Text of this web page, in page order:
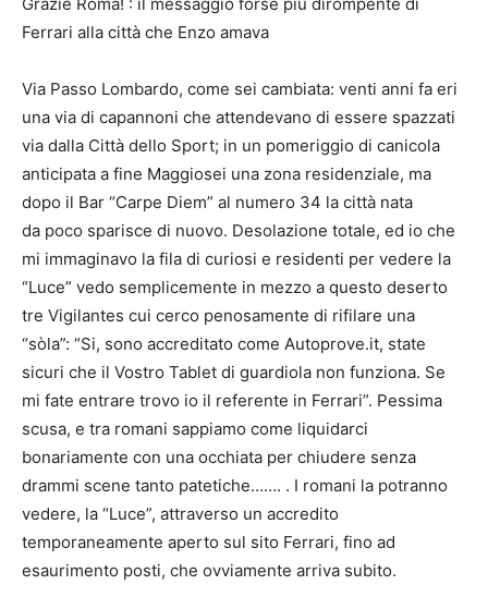
Grazie Roma! : il messaggio forse più dirompente di
Ferrari alla città che Enzo amava
Via Passo Lombardo, come sei cambiata: venti anni fa eri
una via di capannoni che attendevano di essere spazzati
via dalla Città dello Sport; in un pomeriggio di canicola
anticipata a fine Maggiosei una zona residenziale, ma
dopo il Bar “Carpe Diem” al numero 34 la città nata
da poco sparisce di nuovo. Desolazione totale, ed io che
mi immaginavo la fila di curiosi e residenti per vedere la
“Luce” vedo semplicemente in mezzo a questo deserto
tre Vigilantes cui cerco penosamente di rifilare una
“sòla”: “Si, sono accreditato come Autoprove.it, state
sicuri che il Vostro Tablet di guardiola non funziona. Se
mi fate entrare trovo io il referente in Ferrari”. Pessima
scusa, e tra romani sappiamo come liquidarci
bonariamente con una occhiata per chiudere senza
drammi scene tanto patetiche……. . I romani la potranno
vedere, la “Luce”, attraverso un accredito
temporaneamente aperto sul sito Ferrari, fino ad
esaurimento posti, che ovviamente arriva subito.